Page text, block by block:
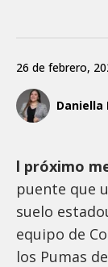
Daniella
26 de febrero,
l próximo
puente que
suelo
equipo de
los Pumas